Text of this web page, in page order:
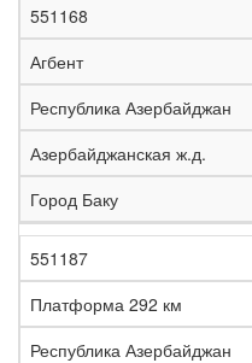
К
о
д
Н
а
з
в
а
н
и
е
С
т
а
н
а
е
е
з
н
а
я
о
о
г
а
е
и
о
н
551168
Агбент
Республика Азербайджан
Азербайджанская ж.д.
Город Баку
551187
Платформа 292 км
Республика Азербайджан